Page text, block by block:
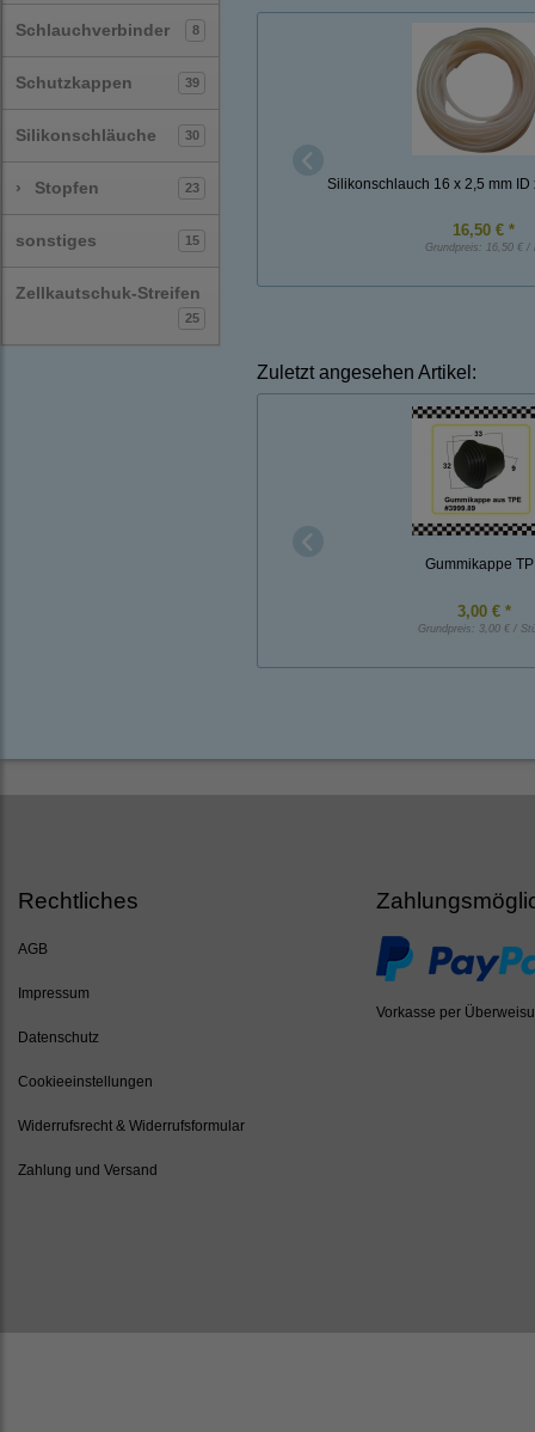
Schlauchverbinder 8
Schutzkappen 39
Silikonschläuche 30
› Stopfen 23
sonstiges 15
Zellkautschuk-Streifen
25
Silikonschlauch 16 x 2,5 mm ID
16,50 € *
Grundpreis: 16,50 € /
Zuletzt angesehen Artikel:
Gummikappe
3,00 € *
Grundpreis: 3,00 € /
Rechtliches
AGB
Impressum
Datenschutz
Cookieeinstellungen
Widerrufsrecht & Widerrufsformular
Zahlung und Versand
Vorkasse per